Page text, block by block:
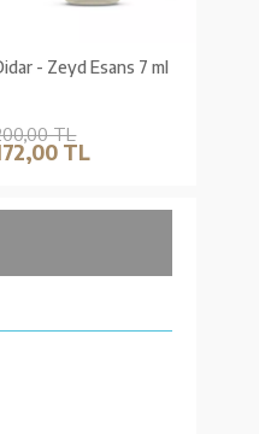
- Zeyd Esans 7 ml
TL
TL